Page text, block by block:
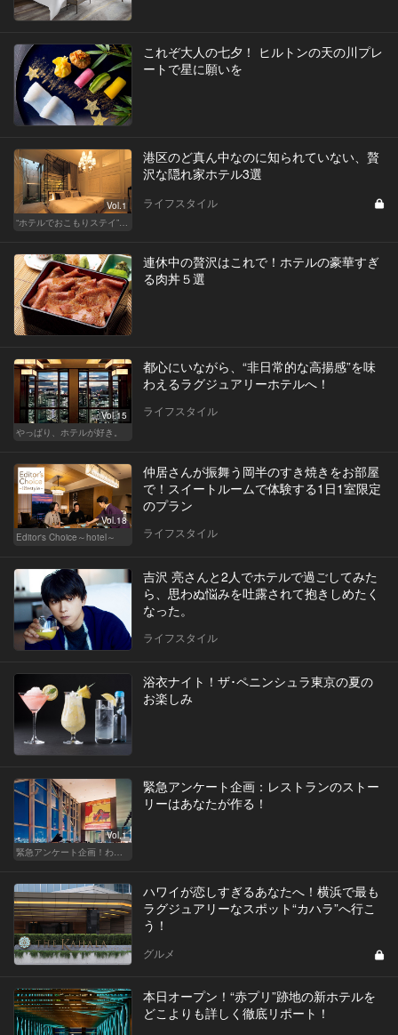
これぞ大人の七夕！ ヒルトンの天の川プレ
ートで星に願いを
Vol.1
“ホテルでおこもりステイ”が大人デートに最高の選択だ
港区のど真ん中なのに知られていない、贅
沢な隠れ家ホテル3選
ライフスタイル
連休中の贅沢はこれで！ホテルの豪華すぎ
る肉丼５選
Vol.15
やっぱり、ホテルが好き。
都心にいながら、“非日常的な高揚感”を味
わえるラグジュアリーホテルへ！
ライフスタイル
Vol.18
Editor's Choice～hotel～
仲居さんが振舞う岡半のすき焼きをお部屋
で！スイートルームで体験する1日1室限定
のプラン
ライフスタイル
吉沢 亮さんと2人でホテルで過ごしてみた
ら、思わぬ悩みを吐露されて抱きしめたく
なった。
ライフスタイル
浴衣ナイト！ザ･ペニンシュラ東京の夏の
お楽しみ
Vol.1
緊急アンケート企画！わたしと＂あの＂レストラン
緊急アンケート企画：レストランのストー
リーはあなたが作る！
ハワイが恋しすぎるあなたへ！横浜で最も
ラグジュアリーなスポット“カハラ”へ行こ
う！
グルメ
本日オープン！“赤プリ”跡地の新ホテルを
どこよりも詳しく徹底リポート！